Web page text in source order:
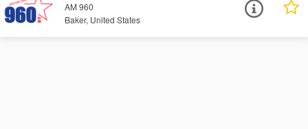
AM 960
Baker, United States